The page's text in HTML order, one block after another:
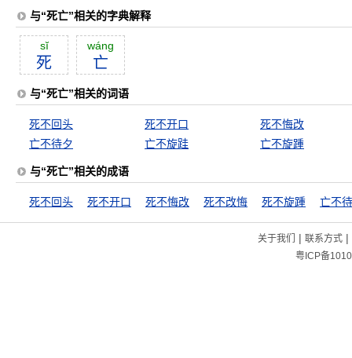
与“死亡”相关的字典解释
sĭ
死
wáng
亡
与“死亡”相关的词语
死不回头 死不开口
死不悔改
亡不待夕
亡不旋跬 亡不旋踵
与“死亡”相关的成语
死不回头 死不开口 死不悔改 死不改悔 死不旋踵 亡不
关于我们 | 联系方式|
粤ICP备